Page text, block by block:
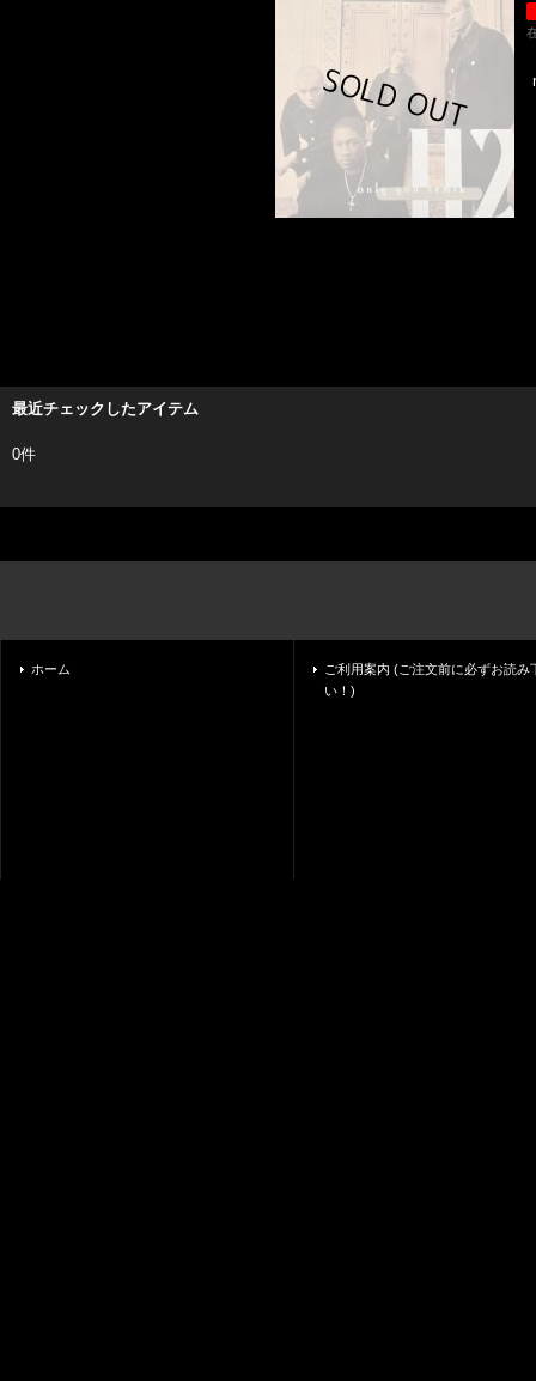
最近チェックしたアイテム
0件
ホーム
ご利用案内 (ご注文前に必ずお読み
い！)